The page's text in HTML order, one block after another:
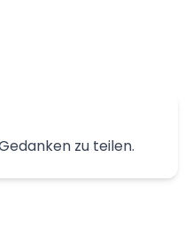
zu teilen.